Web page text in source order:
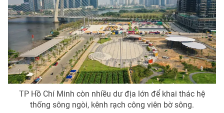
TP Hồ Chí Minh còn nhiều dư địa lớn để khai thác hệ
thống sông ngòi, kênh rạch công viên bờ sông.